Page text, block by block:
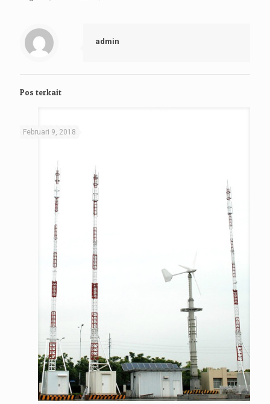
admin
Pos terkait
Februari 9, 2018